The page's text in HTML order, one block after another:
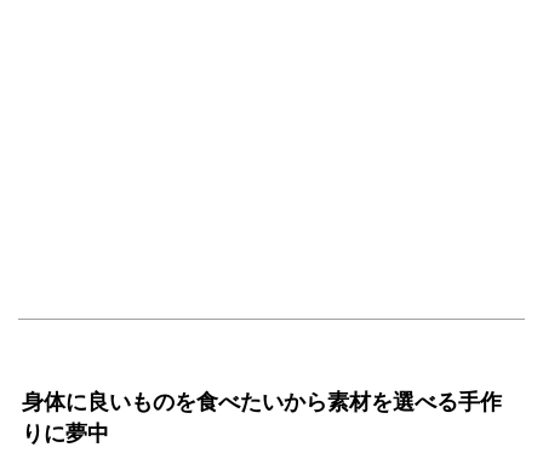
身体に良いものを食べたいから素材を選べる手作
りに夢中